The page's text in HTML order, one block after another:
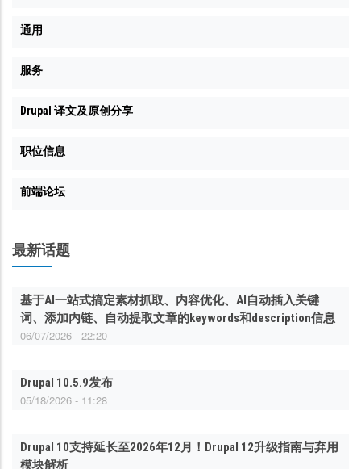
通用
服务
Drupal 译文及原创分享
职位信息
前端论坛
最新话题
基于AI一站式搞定素材抓取、内容优化、AI自动插入关键
词、添加内链、自动提取文章的keywords和description信息
06/07/2026 - 22:20
Drupal 10.5.9发布
05/18/2026 - 11:28
Drupal 10支持延长至2026年12月！Drupal 12升级指南与弃用
模块解析